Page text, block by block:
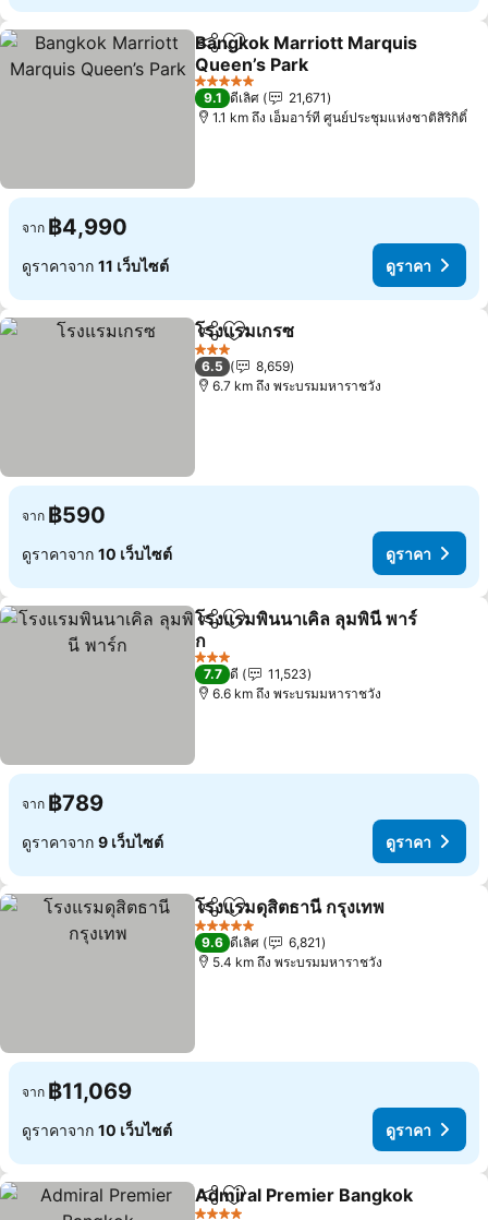
แชร์ เพิ่มในรายการโปรด
Bangkok Marriott Marquis
Queen’s Park
ดูราคา
5 ดาว
9.1 ดีเลิศ
21,671
1.1 km ถึง เอ็มอาร์ที ศูนย์ประชุมแห่งชาติสิริกิติ์
จาก ฿4,990
ดูราคาจาก 11 เว็บไซต์ ดูราคา
แชร์ เพิ่มในรายการโปรด
โรงแรมเกรซ
3 ดาว
6.5
8,659
6.7 km ถึง พระบรมมหาราชวัง
จาก ฿590
ดูราคาจาก 10 เว็บไซต์ ดูราคา
แชร์ เพิ่มในรายการโปรด
โรงแรมพินนาเคิล ลุมพินี พาร์
ก
ดูราคา
3 ดาว
7.7 ดี
11,523
6.6 km ถึง พระบรมมหาราชวัง
จาก ฿789
ดูราคาจาก 9 เว็บไซต์ ดูราคา
แชร์ เพิ่มในรายการโปรด
โรงแรมดุสิตธานี กรุงเทพ
5 ดาว
9.6 ดีเลิศ
6,821
5.4 km ถึง พระบรมมหาราชวัง
จาก ฿11,069
ดูราคาจาก 10 เว็บไซต์ ดูราคา
แชร์ เพิ่มในรายการโปรด
Admiral Premier Bangkok